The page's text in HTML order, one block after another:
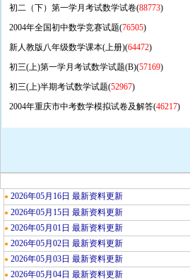
初二（下）第一学月考试数学试卷(88773)
2004年全国初中数学竞赛试题(76505)
新人教版八年级数学课本(上册)(64472)
初三(上)第一学月考试数学试题(B)(57169)
初三(上)半期考试数学试题(52967)
2004年重庆市中考数学模拟试卷及解答(46217)
● 2026年05月16日 最新资料更新
● 2026年05月15日 最新资料更新
● 2026年05月01日 最新资料更新
● 2026年05月02日 最新资料更新
● 2026年05月03日 最新资料更新
● 2026年05月04日 最新资料更新